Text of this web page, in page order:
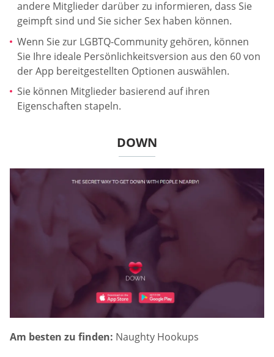
andere Mitglieder darüber zu informieren, dass Sie
geimpft sind und Sie sicher Sex haben können.
Wenn Sie zur LGBTQ-Community gehören, können
Sie Ihre ideale Persönlichkeitsversion aus den 60 von
der App bereitgestellten Optionen auswählen.
Sie können Mitglieder basierend auf ihren
Eigenschaften stapeln.
DOWN
Am besten zu finden: Naughty Hookups